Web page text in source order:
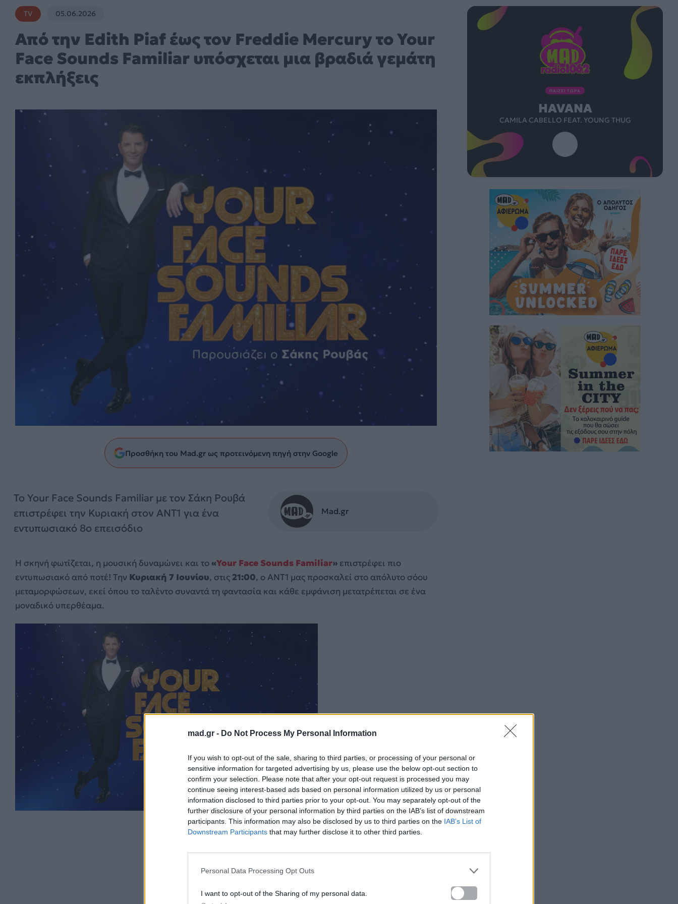
mad.gr - Do Not Process My Personal Information
If you wish to opt-out of the sale, sharing to third parties, or processing of your personal or
sensitive information for targeted advertising by us, please use the below opt-out section to
confirm your selection. Please note that after your opt-out request is processed you may
continue seeing interest-based ads based on personal information utilized by us or personal
information disclosed to third parties prior to your opt-out. You may separately opt-out of the
further disclosure of your personal information by third parties on the IAB’s list of downstream
participants. This information may also be disclosed by us to third parties on the IAB’s List of
Downstream Participants that may further disclose it to other third parties.
Personal Data Processing Opt Outs
I want to opt-out of the Sharing of my personal data.
TV 05.06.2026
Από την Edith Piaf έως τον Freddie Mercury το Your
Face Sounds Familiar υπόσχεται μια βραδιά γεμάτη
εκπλήξεις
Προσθήκη του Mad.gr ως προτεινόμενη πηγή στην Google
Το Your Face Sounds Familiar με τον Σάκη Ρουβά
επιστρέφει την Κυριακή στον ΑΝΤ1 για ένα
εντυπωσιακό 8ο επεισόδιο
Mad.gr
Η σκηνή φωτίζεται, η μουσική δυναμώνει και το«Your Face Sounds Familiar» επιστρέφει πιο
εντυπωσιακό από ποτέ! Την Κυριακή 7 Ιουνίου, στις 21:00, ο ΑΝΤ1 μας προσκαλεί στο απόλυτο σόου
μεταμορφώσεων, εκεί όπου το ταλέντο συναντά τη φαντασία και κάθε εμφάνιση μετατρέπεται σε ένα
μοναδικό υπερθέαμα.
ΠΑΙΖΕΙ ΤΩΡΑ
HAVANA
CAMILA CABELLO FEAT. YOUNG THUG